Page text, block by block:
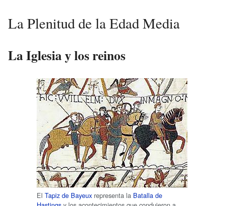
La Plenitud de la Edad Media
La Iglesia y los reinos
El Tapiz de Bayeux representa la Batalla de